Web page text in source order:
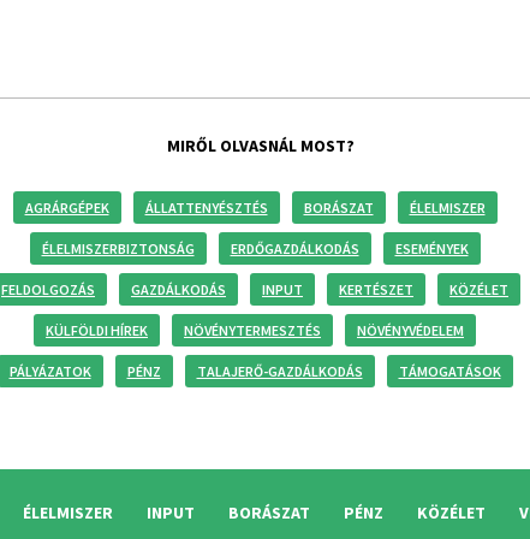
MIRŐL OLVASNÁL MOST?
AGRÁRGÉPEK ÁLLATTENYÉSZTÉS BORÁSZAT ÉLELMISZER
ÉLELMISZERBIZTONSÁG ERDŐGAZDÁLKODÁS ESEMÉNYEK
FELDOLGOZÁS GAZDÁLKODÁS INPUT KERTÉSZET KÖZÉLET
KÜLFÖLDI HÍREK NÖVÉNYTERMESZTÉS NÖVÉNYVÉDELEM
PÁLYÁZATOK PÉNZ TALAJERŐ-GAZDÁLKODÁS TÁMOGATÁSOK
ÉLELMISZER INPUT BORÁSZAT PÉNZ KÖZÉLET